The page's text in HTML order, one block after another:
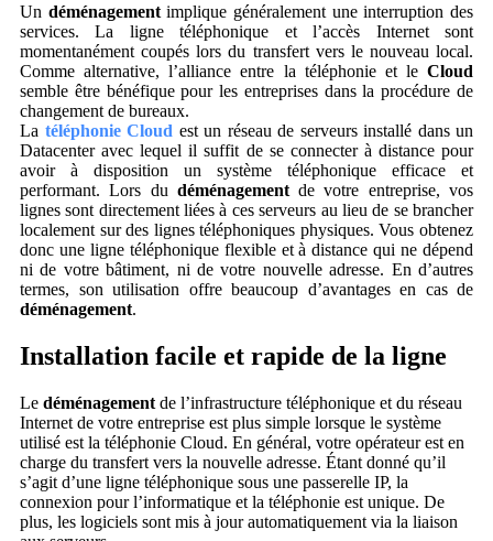
Un déménagementimplique généralement une interruption des
services. La ligne téléphonique et l’accès Internet sont
momentanément coupés lors du transfert vers le nouveau local.
Comme alternative, l’alliance entre la téléphonie et le Cloud
semble être bénéfique pour les entreprises dans la procédure de
changement de bureaux.
La téléphonie Cloud est un réseau de serveurs installé dans un
Datacenter avec lequel il suffit de se connecter à distance pour
avoir à disposition un système téléphonique efficace et
performant. Lors du déménagementde votre entreprise, vos
lignes sont directement liées à ces serveurs au lieu de se brancher
localement sur des lignes téléphoniques physiques. Vous obtenez
donc une ligne téléphonique flexible et à distance qui ne dépend
ni de votre bâtiment, ni de votre nouvelle adresse. En d’autres
termes, son utilisation offre beaucoup d’avantages en cas de
déménagement.
Installation facile et rapide de la ligne
Le déménagement de l’infrastructure téléphonique et du réseau
Internet de votre entreprise est plus simple lorsque le système
utilisé est la téléphonie Cloud. En général, votre opérateur est en
charge du transfert vers la nouvelle adresse. Étant donné qu’il
s’agit d’une ligne téléphonique sous une passerelle IP, la
connexion pour l’informatique et la téléphonie est unique. De
plus, les logiciels sont mis à jour automatiquement via la liaison